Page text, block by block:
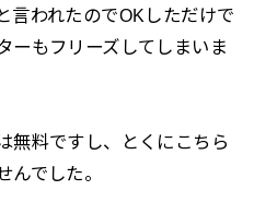
言われたのでOKしただけで
ーもフリーズしてしまいま
無料ですし、とくにこちら
んでした。